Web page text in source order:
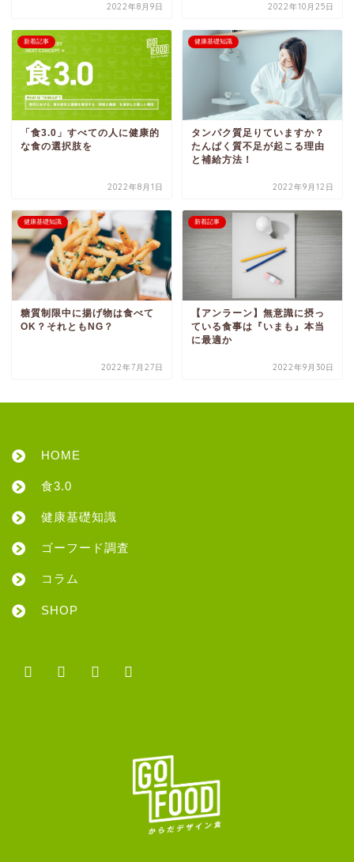
2022年8月9日 2022年10月25日
新着記事
「食3.0」すべての人に健康的
な食の選択肢を
2022年8月1日
健康基礎知識
タンパク質足りていますか？
たんぱく質不足が起こる理由
と補給方法！
2022年9月12日
健康基礎知識
糖質制限中に揚げ物は食べて
OK？それともNG？
2022年7月27日
新着記事
【アンラーン】無意識に摂っ
ている食事は『いまも』本当
に最適か
2022年9月30日
HOME
食3.0
健康基礎知識
ゴーフード調査
コラム
SHOP
facebooktwitter instagram
line